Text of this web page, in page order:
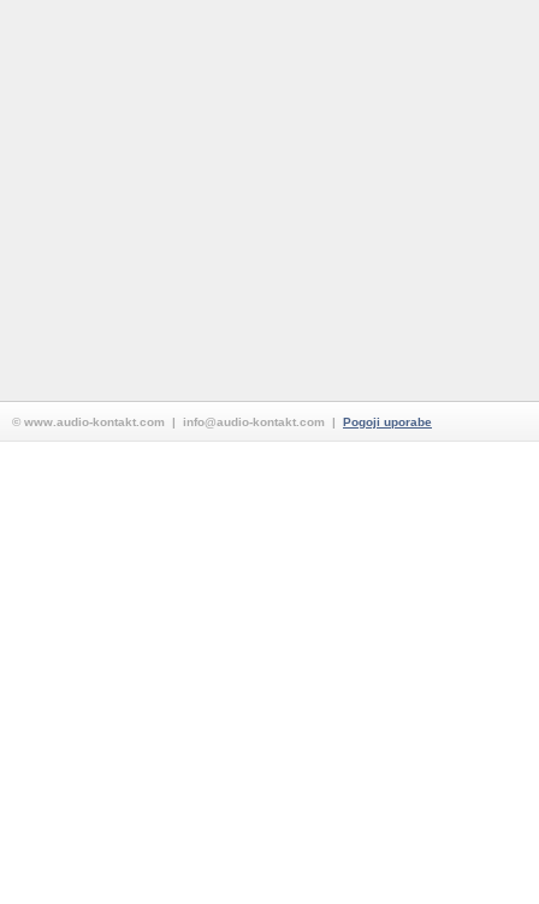
© www.audio-kontakt.com | info@audio-kontakt.com | Pogoji uporabe